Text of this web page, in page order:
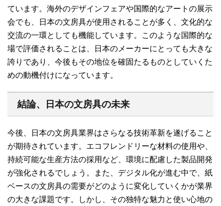
ています。海外のデザインフェアや国際的なアートの展示
会でも、日本の文房具が使用されることが多く、文化的な
交流の一環としても機能しています。このような国際的な
場で評価されることは、日本のメーカーにとっても大きな
誇りであり、今後もその地位を確固たるものとしていくた
めの動機付けになっています。
結論、日本の文房具の未来
今後、日本の文房具業界はさらなる技術革新を遂げること
が期待されています。エコフレンドリーな材料の使用や、
持続可能な生産方法の採用など、環境に配慮した製品開発
が強化されるでしょう。また、デジタル化が進む中で、紙
ベースの文房具の需要がどのように変化していくかが業界
の大きな課題です。しかし、その独特な魅力と使い心地の